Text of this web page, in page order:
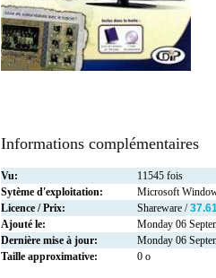
Informations complémentaires
Vu:
11545 fois
Sytème d'exploitation:
Microsoft
Licence / Prix:
Shareware /
Ajouté le:
Monday 06
Dernière mise à jour:
Monday 06
Taille approximative:
0 o